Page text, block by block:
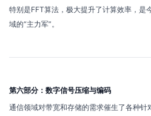
特别是FFT算法，极大提升了计算效率，是
域的“主力军”。
第六部分：数字信号压缩与编码
通信领域对带宽和存储的需求催生了各种针